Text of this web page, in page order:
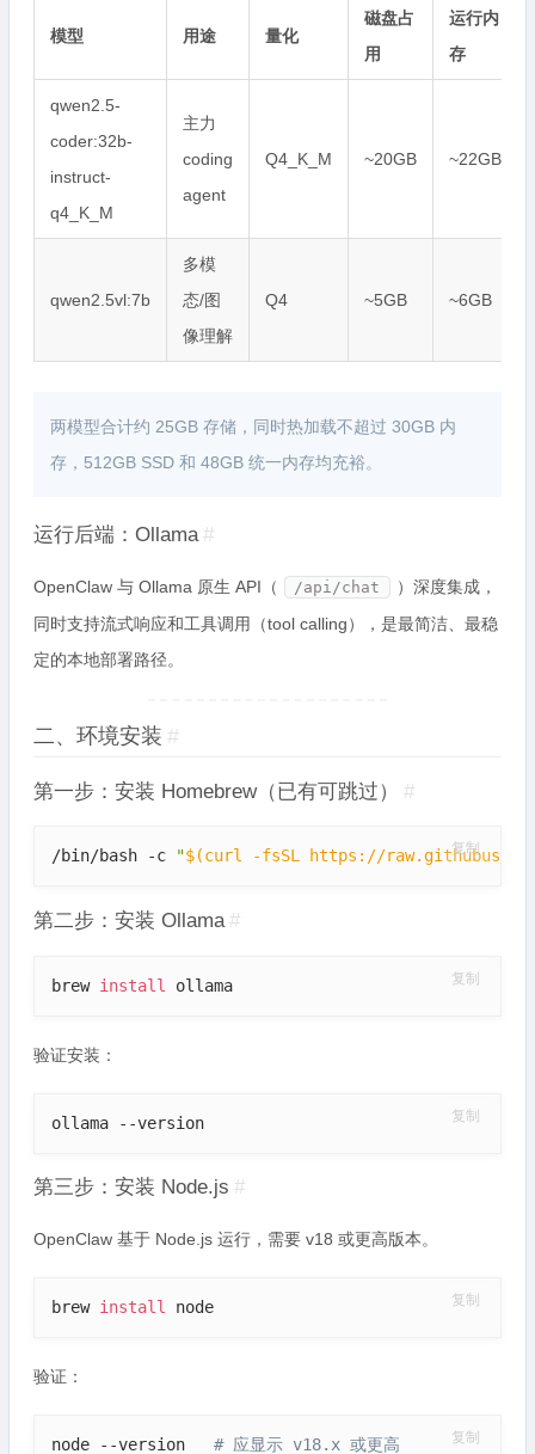
模型 用途 量化
磁盘占
用
运行内
存
qwen2.5-
coder:32b-
instruct-
q4_K_M
主力
coding
agent
Q4_K_M ~20GB ~22GB
qwen2.5vl:7b
多模
态/图
像理解
Q4 ~5GB ~6GB
两模型合计约 25GB 存储，同时热加载不超过 30GB 内
存，512GB SSD 和 48GB 统一内存均充裕。
运行后端：Ollama #
OpenClaw 与 Ollama 原生 API（ /api/chat
）深度集成，
同时支持流式响应和工具调用（tool calling），是最简洁、最稳
定的本地部署路径。
二、环境安装 #
第一步：安装 Homebrew（已有可跳过） #
/bin/bash -c "$(curl -fsSL https:// 复制
第二步：安装 Ollama #
brew install ollama 复制
验证安装：
ollama --version 复制
第三步：安装 Node.js #
OpenClaw 基于 Node.js 运行，需要 v18 或更高版本。
brew install node 复制
验证：
node --version # 应显示 v18.x 或更高 复制